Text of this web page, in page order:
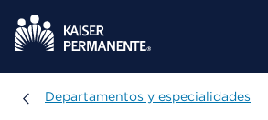
Departamentos y especialidades
Departamentos y especialidades